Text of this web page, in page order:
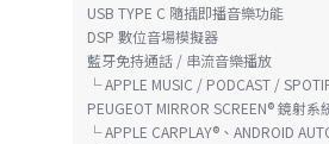
USB TYPE C 隨插即播音樂功能
DSP 數位音場模擬器
藍牙免持通話 / 串流音樂播放
└ APPLE MUSIC / PODCAST /
PEUGEOT MIRROR SCREEN® 鏡射系
└ APPLE CARPLAY®、ANDROID